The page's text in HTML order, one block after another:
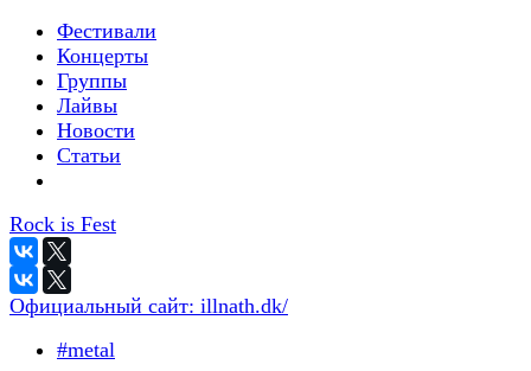
Фестивали
Концерты
Группы
Лайвы
Новости
Статьи
Rock is Fest
Официальный сайт: illnath.dk/
#metal